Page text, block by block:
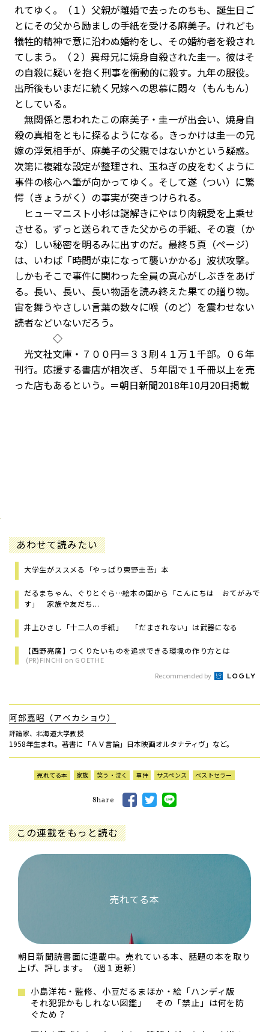
れてゆく。（１）父親が離婚で去ったのちも、誕生日ご
とにその父から励ましの手紙を受ける麻美子。けれども
犠牲的精神で意に沿わぬ婚約をし、その婚約者を殺され
てしまう。（２）異母兄に焼身自殺された圭一。彼はそ
の自殺に疑いを抱く刑事を衝動的に殺す。九年の服役。
出所後もいまだに続く兄嫁への思慕に悶々（もんもん）
としている。
無関係と思われたこの麻美子・圭一が出会い、焼身自
殺の真相をともに探るようになる。きっかけは圭一の兄
嫁の浮気相手が、麻美子の父親ではないかという疑惑。
次第に複雑な設定が整理され、玉ねぎの皮をむくように
事件の核心へ筆が向かってゆく。そして遂（つい）に驚
愕（きょうがく）の事実が突きつけられる。
ヒューマニスト小杉は謎解きにやはり肉親愛を上乗せ
させる。ずっと送られてきた父からの手紙、その哀（か
な）しい秘密を明るみに出すのだ。最終５頁（ページ）
は、いわば「時間が束になって襲いかかる」波状攻撃。
しかもそこで事件に関わった全員の真心がしぶきをあげ
る。長い、長い、長い物語を読み終えた果ての贈り物。
宙を舞うやさしい言葉の数々に喉（のど）を震わせない
読者などいないだろう。
◇
光文社文庫・７００円＝３３刷４１万１千部。０６年
刊行。応援する書店が相次ぎ、５年間で１千冊以上を売
った店もあるという。＝朝日新聞2018年10月20日掲載
あわせて読みたい
大学生がススメる「やっぱり東野圭吾」本
だるまちゃん、ぐりとぐら…絵本の国から「こんにちは おてがみで
す」 家族や友だち...
井上ひさし「十二人の手紙」 「だまされない」は武器になる
【西野亮廣】つくりたいものを追求できる環境の作り方とは
(PR)FINCHI on GOETHE
Recommended by
阿部嘉昭（アベカショウ）
評論家、北海道大学教授
1958年生まれ。著書に「ＡＶ言論」日本映画オルタナティヴ」など。
売れてる本 家族 笑う・泣く 事件 サスペンス ベストセラー
Share
この連載をもっと読む
売れてる本
朝日新聞読書面に連載中。売れている本、話題の本を取り
上げ、評します。（週１更新）
小島洋祐・監修、小豆だるまほか・絵「ハンディ版
それ犯罪かもしれない図鑑」 その「禁止」は何を防
ぐため？